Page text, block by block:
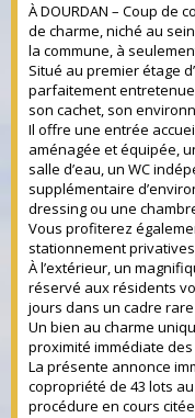
À DOURDAN – Coup
de charme, niché au
la commune, à
Situé au premier étage
parfaitement
son cachet, son
Il offre une entrée
aménagée et équipée,
salle d’eau, un WC
supplémentaire
dressing ou une
Vous profiterez
stationnement
À l’extérieur, un
réservé aux résidents
jours dans un cadre
Un bien au charme
proximité immédiate
La présente annonce
copropriété de 43 lots
procédure en cours